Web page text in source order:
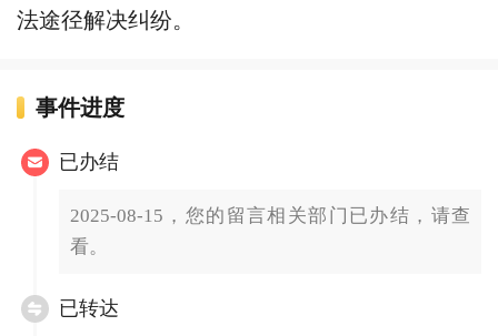
法途径解决纠纷。
事件进度
已办结
2025-08-15，您的留言相关部门已办结，请查
看。
已转达